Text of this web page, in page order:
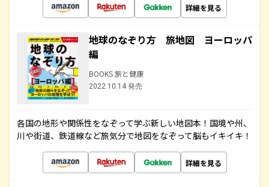
詳細を見る
地球のなぞり方 旅地図 ヨーロッパ
編
BOOKS 旅と健康
2022.10.14 発売
各国の地形や関係性をなぞって学ぶ新しい地図本！国境や州、
川や街道、鉄道線など旅気分で地図をなぞって脳もイキイキ！
詳細を見る